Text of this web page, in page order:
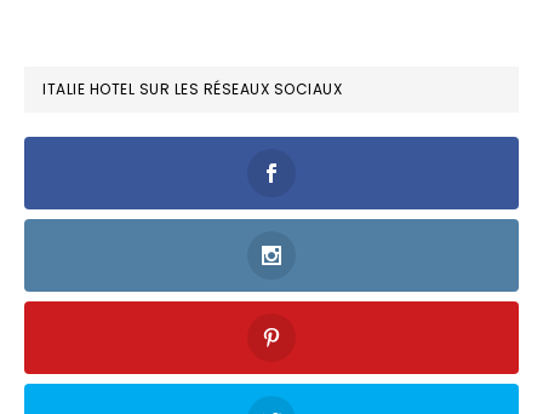
ITALIE HOTEL SUR LES RÉSEAUX SOCIAUX